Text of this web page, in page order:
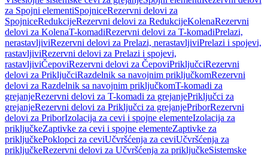
za Spojni elementiSpojniceRezervni delovi za
SpojniceRedukcijeRezervni delovi za RedukcijeKolenaRezervni
delovi za KolenaT-komadiRezervni delovi za T-komadiPrelazi,
nerastavljiviRezervni delovi za Prelazi, nerastavljiviPrelazi i spojevi,
rastavljiviRezervni delovi za Prelazi i spojevi,
rastavljiviČepoviRezervni delovi za ČepoviPriključciRezervni
delovi za PriključciRazdelnik sa navojnim priključkomRezervni
delovi za Razdelnik sa navojnim priključkomT-komadi za
grejanjeRezervni delovi za T-komadi za grejanjePriključci za
grejanjeRezervni delovi za Priključci za grejanjePriborRezervni
delovi za PriborIzolacija za cevi i spojne elementeIzolacija za
priključkeZaptivke za cevi i spojne elementeZaptivke za
priključkePoklopci za ceviUčvršćenja za ceviUčvršćenja za
priključkeRezervni delovi za Učvršćenja za priključkeSistemske